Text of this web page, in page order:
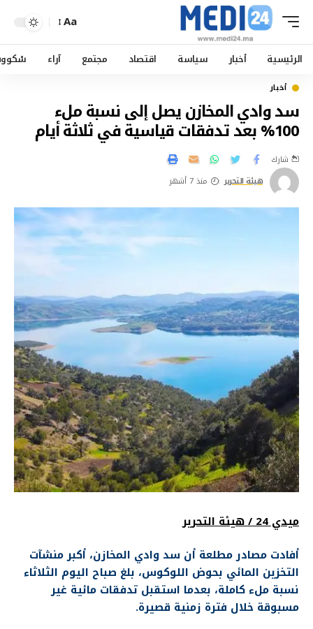
Aa
الرئيسية أخبار سياسة اقتصاد مجتمع آراء
أخبار
سد وادي المخازن يصل إلى نسبة ملء
100% بعد تدفقات قياسية في ثلاثة أيام
هيئة التحرير منذ 7 أشهر
شارك
ميدي 24 / هيئة التحرير
أفادت مصادر مطلعة أن سد وادي المخازن، أكبر منشآت
التخزين المائي بحوض اللوكوس، بلغ صباح اليوم الثلاثاء
نسبة ملء كاملة، بعدما استقبل تدفقات مائية غير
مسبوقة خلال فترة زمنية قصيرة.